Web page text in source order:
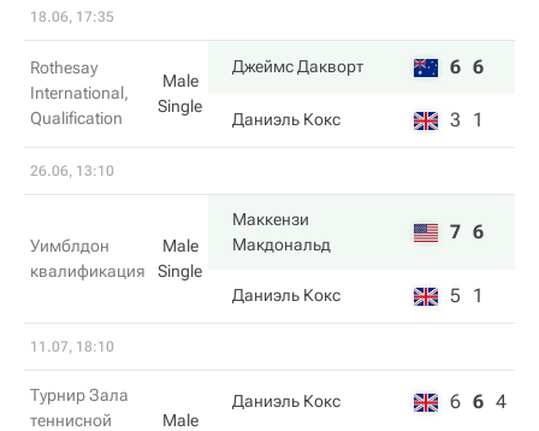
18.06, 17:35
Rothesay
International,
Qualification
Male
Single
Джеймс Дакворт 6 6
Даниэль Кокс 3 1
26.06, 13:10
Уимблдон
квалификация
Male
Single
Маккензи
Макдональд
7 6
Даниэль Кокс 5 1
11.07, 18:10
Турнир Зала
теннисной
Male
Даниэль Кокс 6 6 4